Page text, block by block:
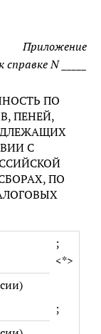
Приложение
к справке N _____
ПО
ПЕНЕЙ,
С
ПО
;
<*>
;